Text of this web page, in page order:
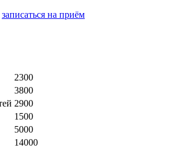
записаться на приём
2300
3800
2900
1500
5000
14000